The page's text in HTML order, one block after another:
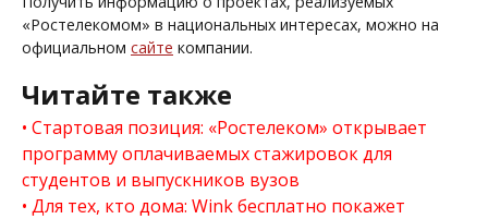
«Ростелекомом» в национальных интересах, можно на
официальном сайте компании.
Читайте также
Стартовая позиция: «Ростелеком» открывает
программу оплачиваемых стажировок для
студентов и выпускников вузов
Для тех, кто дома: Wink бесплатно покажет